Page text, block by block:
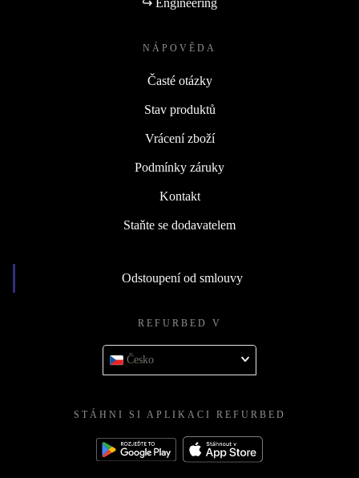
↪ Engineering
NÁPOVĚDA
Časté otázky
Stav produktů
Vrácení zboží
Podmínky záruky
Kontakt
Staňte se dodavatelem
Odstoupení od smlouvy
REFURBED V
Česko
STÁHNI SI APLIKACI REFURBED